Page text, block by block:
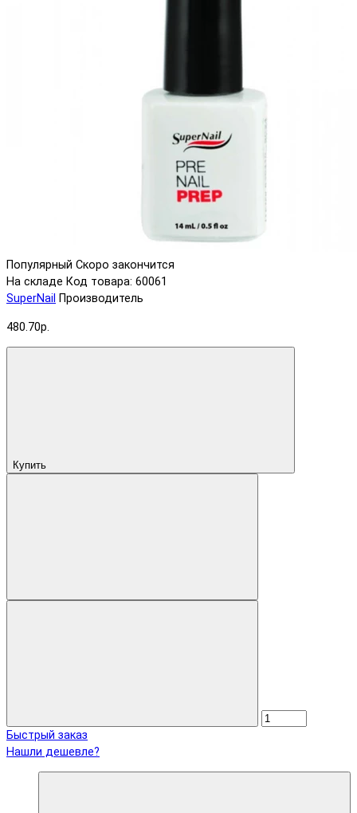
Популярный Скоро закончится
На складе Код товара: 60061
SuperNail Производитель
480.70р.
Купить
Быстрый заказ
Нашли дешевле?